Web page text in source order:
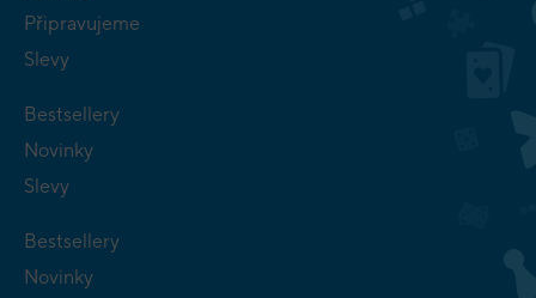
Připravujeme
Slevy
Bestsellery
Novinky
Slevy
Bestsellery
Novinky